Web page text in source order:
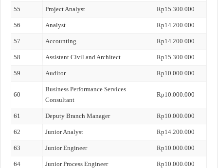
55 Project Analyst Rp15.300.000
56 Analyst Rp14.200.000
57 Accounting Rp14.200.000
58 Assistant Civil and Architect Rp15.300.000
59 Auditor Rp10.000.000
60
Business Performance Services
Consultant
Rp10.000.000
61 Deputy Branch Manager Rp10.000.000
62 Junior Analyst Rp14.200.000
63 Junior Engineer Rp10.000.000
64 Junior Process Engineer Rp10.000.000